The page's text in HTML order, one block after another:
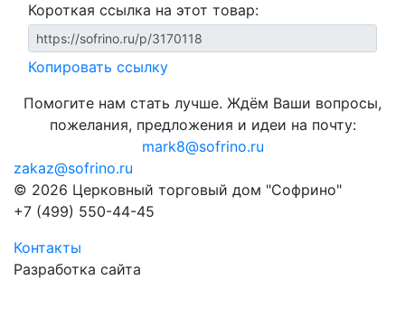
Короткая ссылка на этот товар:
Копировать ссылку
Помогите нам стать лучше. Ждём Ваши вопросы,
пожелания, предложения и идеи на почту:
mark8@sofrino.ru
zakaz@sofrino.ru
© 2026 Церковный торговый дом "Софрино"
+7 (499) 550-44-45
Контакты
Разработка сайта